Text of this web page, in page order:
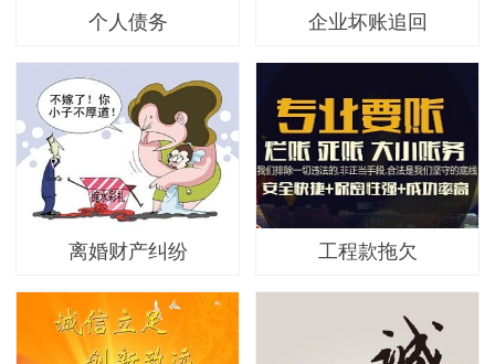
个人债务 企业坏账追回
离婚财产纠纷 工程款拖欠